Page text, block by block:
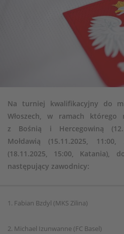
Na turniej kwalifikacyjny do
Włoszech, w ramach którego
z Bośnią i Hercegowiną
Mołdawią (15.11.2025,
(18.11.2025, 15:00, Katania),
następujący zawodnicy:
1. Fabian Bzdyl (MKS Zilina)
2. Michael Izunwanne (FC Basel)